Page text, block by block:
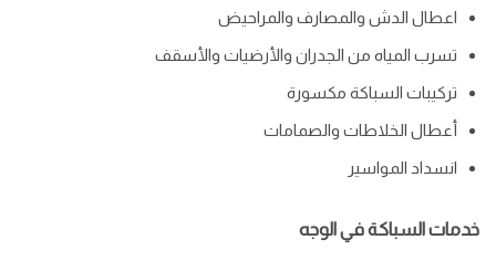
اعطال الدش والمصارف والمراحيض
تسرب المياه من الجدران والأرضيات والأسقف
تركيبات السباكة مكسورة
أعطال الخلاطات والصمامات
انسداد المواسير
خدمات السباكة في الوجه